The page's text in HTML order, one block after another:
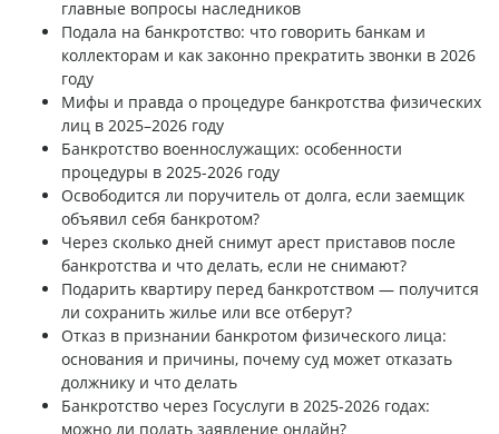
главные вопросы наследников
Подала на банкротство: что говорить банкам и
коллекторам и как законно прекратить звонки в 2026
году
Мифы и правда о процедуре банкротства физических
лиц в 2025–2026 году
Банкротство военнослужащих: особенности
процедуры в 2025-2026 году
Освободится ли поручитель от долга, если заемщик
объявил себя банкротом?
Через сколько дней снимут арест приставов после
банкротства и что делать, если не снимают?
Подарить квартиру перед банкротством — получится
ли сохранить жилье или все отберут?
Отказ в признании банкротом физического лица:
основания и причины, почему суд может отказать
должнику и что делать
Банкротство через Госуслуги в 2025-2026 годах:
можно ли подать заявление онлайн?